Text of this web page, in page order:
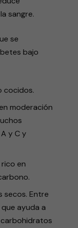
sangre.
se
bajo
cocidos.
moderación
y C y
en
secos. Entre
ayuda a